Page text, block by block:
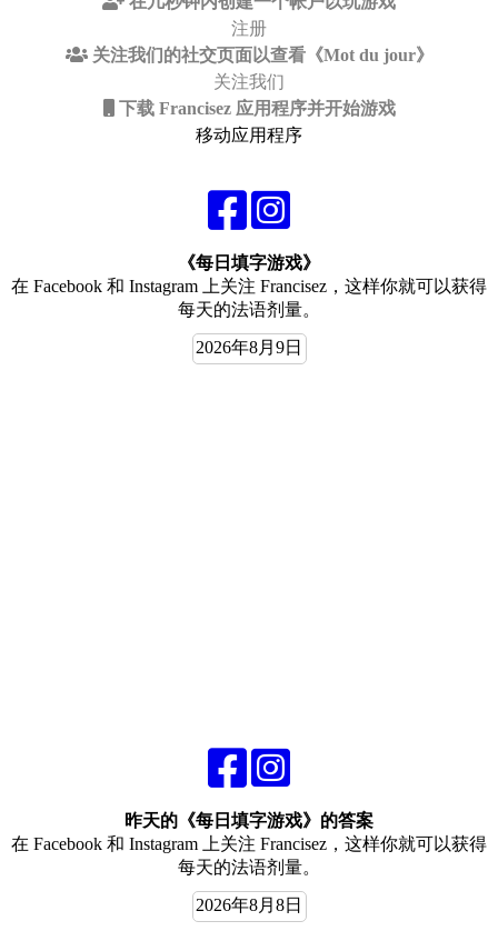
注册
关注我们的社交页面以查看《Mot du jour》
关注我们
下载 Francisez 应用程序并开始游戏
移动应用程序
《每日填字游戏》
在 Facebook 和 Instagram 上关注 Francisez，这样你就可以获得
每天的法语剂量。
2026年8月9日
昨天的《每日填字游戏》的答案
在 Facebook 和 Instagram 上关注 Francisez，这样你就可以获得
每天的法语剂量。
2026年8月8日